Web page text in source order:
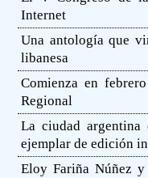
Internet
Una antología que
libanesa
Comienza en
Regional
La ciudad
ejemplar de edición
Eloy Fariña Núñez y